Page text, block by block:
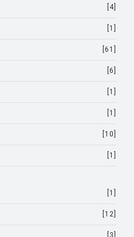
[4]
[1]
[61]
[6]
[1]
[1]
[10]
[1]
[1]
[12]
[3]